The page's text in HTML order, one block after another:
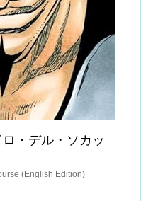
・デル・ソカッ
(English Edition)